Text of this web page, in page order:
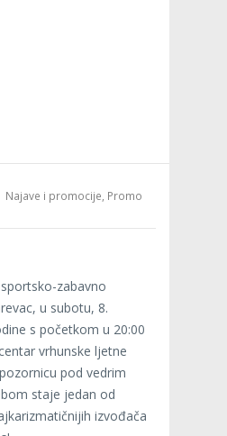
Najave i promocije Promo
zabavno
u subotu, 8.
s početkom u 20:00
vrhunske ljetne
pod vedrim
staje jedan od
izvođača